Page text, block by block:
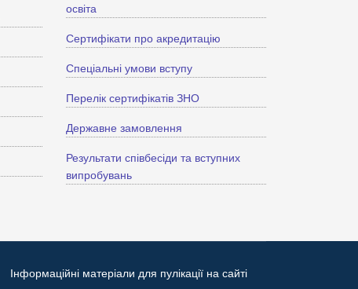
освіта
Сертифікати про акредитацію
Спеціальні умови вступу
Перелік сертифікатів ЗНО
Державне замовлення
Результати співбесіди та вступних
випробувань
Інформаційні матеріали для пулікації на сайті